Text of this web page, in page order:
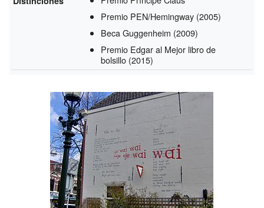
Premio PEN/Hemingway (2005)
Beca Guggenheim (2009)
Premio Edgar al Mejor libro de
bolsillo (2015)